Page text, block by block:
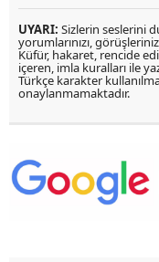
UYARI: Sizlerin seslerini
yorumlarınızı,
Küfür, hakaret, rencide
içeren, imla kuralları ile
Türkçe karakter
onaylanmamaktadır.